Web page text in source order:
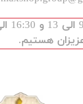
هستیم.